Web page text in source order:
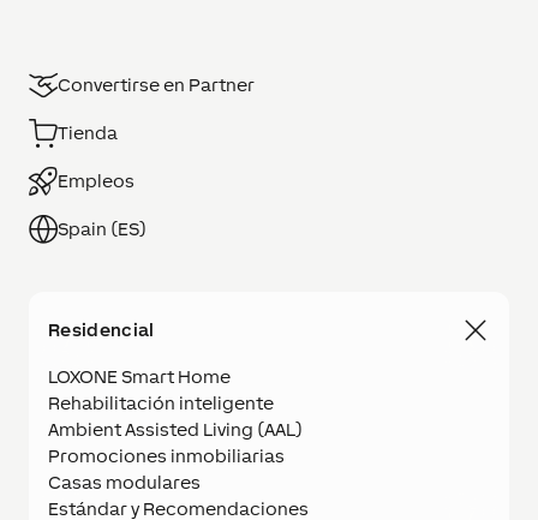
Convertirse en Partner
Tienda
Empleos
Spain (ES)
Residencial
LOXONE Smart Home
Rehabilitación inteligente
Ambient Assisted Living (AAL)
Promociones inmobiliarias
Casas modulares
Estándar y Recomendaciones